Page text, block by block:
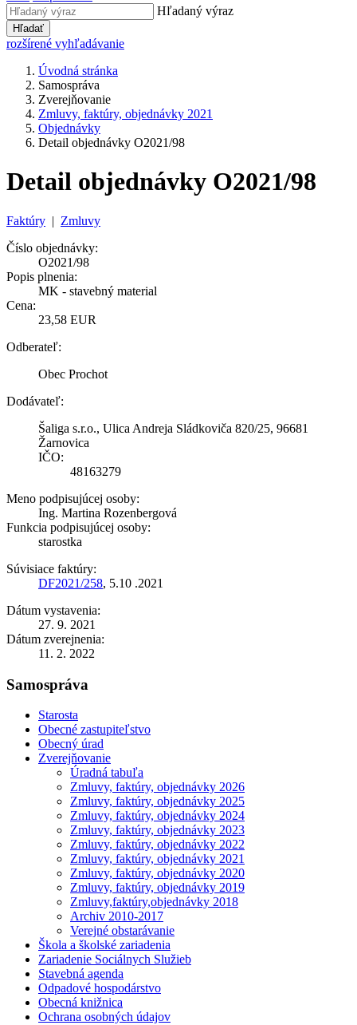
Hľadaný výraz
Hľadať
rozšírené vyhľadávanie
Úvodná stránka
Samospráva
Zverejňovanie
Zmluvy, faktúry, objednávky 2021
Objednávky
Detail objednávky O2021/98
Detail objednávky O2021/98
Faktúry | Zmluvy
Číslo objednávky:
O2021/98
Popis plnenia:
MK - stavebný material
Cena:
23,58 EUR
Odberateľ:
Obec Prochot
Dodávateľ:
Šaliga s.r.o., Ulica Andreja Sládkoviča 820/25, 96681
Žarnovica
IČO:
48163279
Meno podpisujúcej osoby:
Ing. Martina Rozenbergová
Funkcia podpisujúcej osoby:
starostka
Súvisiace faktúry:
DF2021/258, 5.10 .2021
Dátum vystavenia:
27. 9. 2021
Dátum zverejnenia:
11. 2. 2022
Samospráva
Starosta
Obecné zastupiteľstvo
Obecný úrad
Zverejňovanie
Úradná tabuľa
Zmluvy, faktúry, objednávky 2026
Zmluvy, faktúry, objednávky 2025
Zmluvy, faktúry, objednávky 2024
Zmluvy, faktúry, objednávky 2023
Zmluvy, faktúry, objednávky 2022
Zmluvy, faktúry, objednávky 2021
Zmluvy, faktúry, objednávky 2020
Zmluvy, faktúry, objednávky 2019
Zmluvy,faktúry,objednávky 2018
Archiv 2010-2017
Verejné obstarávanie
Škola a školské zariadenia
Zariadenie Sociálnych Služieb
Stavebná agenda
Odpadové hospodárstvo
Obecná knižnica
Ochrana osobných údajov